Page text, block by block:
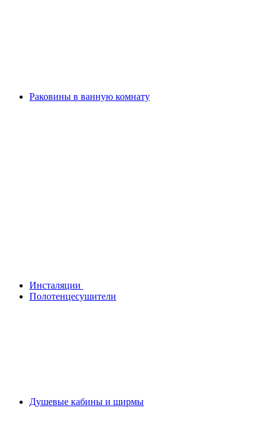
Раковины в ванную комнату
Инсталяции
Полотенцесушители
Душевые кабины и ширмы